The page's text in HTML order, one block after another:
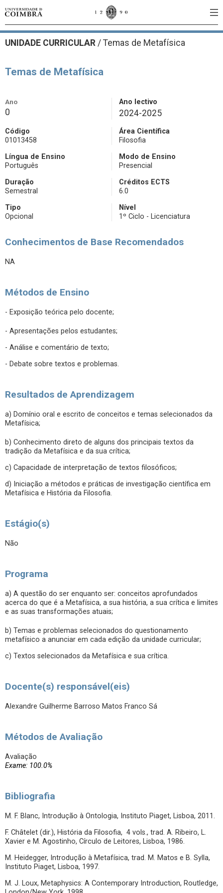
UNIDADE CURRICULAR / Temas de Metafísica
Temas de Metafísica
Ano
0
Ano lectivo
2024-2025
Código
01013458
Área Científica
Filosofia
Língua de Ensino
Português
Modo de Ensino
Presencial
Duração
Semestral
Créditos ECTS
6.0
Tipo
Opcional
Nível
1º Ciclo - Licenciatura
Conhecimentos de Base Recomendados
NA
Métodos de Ensino
- Exposição teórica pelo docente;
- Apresentações pelos estudantes;
- Análise e comentário de texto;
- Debate sobre textos e problemas.
Resultados de Aprendizagem
a) Domínio oral e escrito de conceitos e temas selecionados da
Metafísica;
b) Conhecimento direto de alguns dos principais textos da
tradição da Metafísica e da sua crítica;
c) Capacidade de interpretação de textos filosóficos;
d) Iniciação a métodos e práticas de investigação científica em
Metafísica e História da Filosofia.
Estágio(s)
Não
Programa
a) A questão do ser enquanto ser: conceitos aprofundados
acerca do que é a Metafísica, a sua história, a sua crítica e limites
e as suas transformações atuais;
b) Temas e problemas selecionados do questionamento
metafísico a anunciar em cada edição da unidade curricular;
c) Textos selecionados da Metafísica e sua crítica.
Docente(s) responsável(eis)
Alexandre Guilherme Barroso Matos Franco Sá
Métodos de Avaliação
Avaliação
Exame: 100.0%
Bibliografia
M. F. Blanc, Introdução à Ontologia, Instituto Piaget, Lisboa, 2011.
F. Châtelet (dir.), História da Filosofia, 4 vols., trad. A. Ribeiro, L.
Xavier e M. Agostinho, Círculo de Leitores, Lisboa, 1986.
M. Heidegger, Introdução à Metafísica, trad. M. Matos e B. Sylla,
Instituto Piaget, Lisboa, 1997.
M. J. Loux, Metaphysics: A Contemporary Introduction, Routledge,